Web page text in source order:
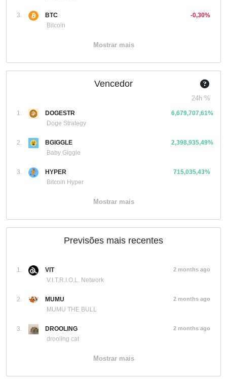
3.
BTC
Bitcoin
-0,30%
Mostrar mais
Vencedor
24h %
1.
DOGESTR
Doge Strategy
6,679,707,61%
2.
BGIGGLE
Baby Giggle
2,398,935,49%
3.
HYPER
Bitcoin Hyper
715,035,43%
Mostrar mais
Previsões mais recentes
1.
VIT
V.I.T.R.I.O.L. Network
2 months ago
2.
MUMU
MUMU THE BULL
2 months ago
3.
DROOLING
drooling cat
2 months ago
Mostrar mais